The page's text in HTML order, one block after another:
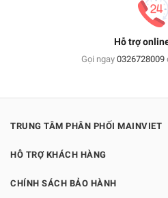
Hỗ trợ
Gọi ngay 0326728009
TRUNG TÂM PHÂN PHỐI MAINVIET
HỖ TRỢ KHÁCH HÀNG
CHÍNH SÁCH BẢO HÀNH